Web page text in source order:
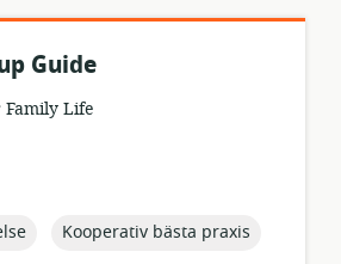
Guide
Life
topic:
Kooperativ bästa praxis